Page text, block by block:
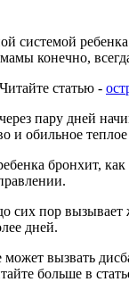
системой
конечно,
статью -
пару дней
и обильное теплое
бронхит,
сих пор
дней.
вызвать
больше в